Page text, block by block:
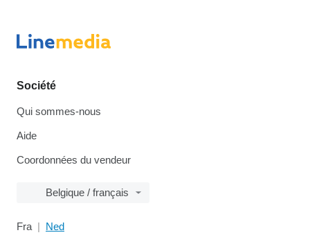
Société
Qui sommes-nous
Aide
Coordonnées du vendeur
Belgique / français
Fra Ned